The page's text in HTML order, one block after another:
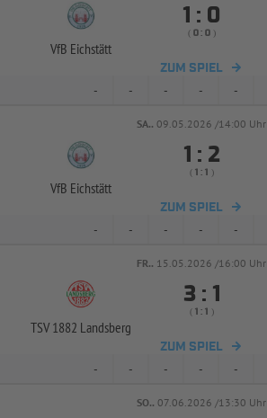
VfB Eichstätt
 : 
( :  )
ZUM SPIEL
- - - - -
SA.. 09.05.2026 /14:00 Uhr
VfB Eichstätt
 : 
(  :  )
ZUM SPIEL
- - - - -
FR.. 15.05.2026 /16:00 Uhr
TSV 1882 Landsberg
 : 
(  :  )
ZUM SPIEL
- - - - -
SO.. 07.06.2026 /13:30 Uhr